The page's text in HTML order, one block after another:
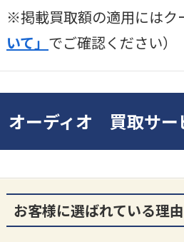
2024年12月更新 オーデ
LUXKIT
A3300 真空管プリア
※掲載買取額の適用にはク
いて」 でご確認ください）
オーディオ 買取サー
お客様に選ばれている理由